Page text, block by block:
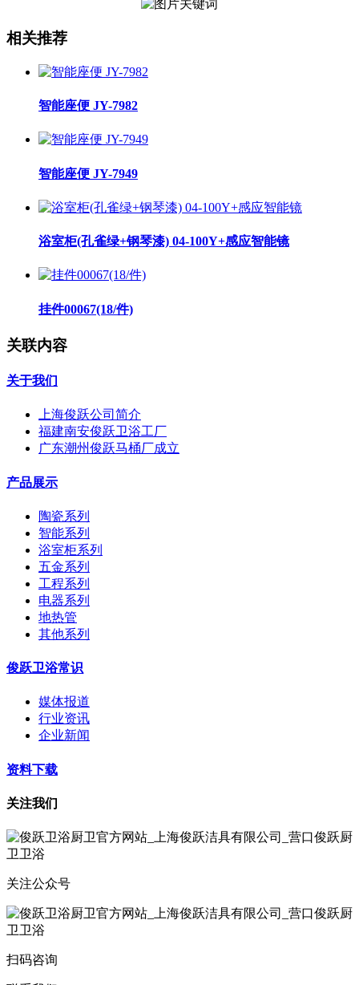
相关推荐
智能座便 JY-7982
智能座便 JY-7949
浴室柜(孔雀绿+钢琴漆) 04-100Y+感应智能镜
挂件00067(18/件)
关联内容
关于我们
上海俊跃公司简介
福建南安俊跃卫浴工厂
广东潮州俊跃马桶厂成立
产品展示
陶瓷系列
智能系列
浴室柜系列
五金系列
工程系列
电器系列
地热管
其他系列
俊跃卫浴常识
媒体报道
行业资讯
企业新闻
资料下载
关注我们
关注公众号
扫码咨询